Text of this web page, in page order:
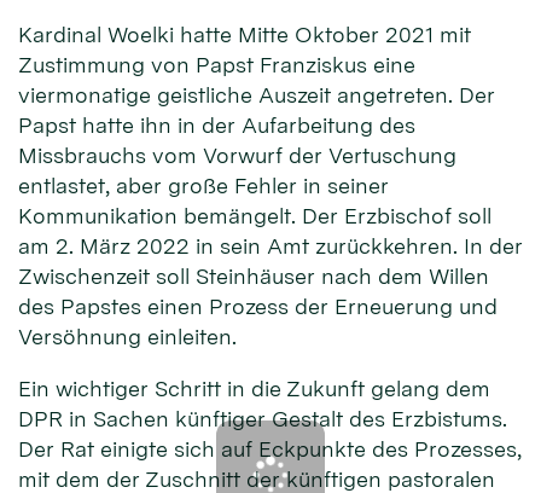
Kardinal Woelki hatte Mitte Oktober 2021 mit
Zustimmung von Papst Franziskus eine
viermonatige geistliche Auszeit angetreten. Der
Papst hatte ihn in der Aufarbeitung des
Missbrauchs vom Vorwurf der Vertuschung
entlastet, aber große Fehler in seiner
Kommunikation bemängelt. Der Erzbischof soll
am 2. März 2022 in sein Amt zurückkehren. In der
Zwischenzeit soll Steinhäuser nach dem Willen
des Papstes einen Prozess der Erneuerung und
Versöhnung einleiten.
Ein wichtiger Schritt in die Zukunft gelang dem
DPR in Sachen künftiger Gestalt des Erzbistums.
Der Rat einigte sich auf Eckpunkte des Prozesses,
mit dem der Zuschnitt der künftigen pastoralen